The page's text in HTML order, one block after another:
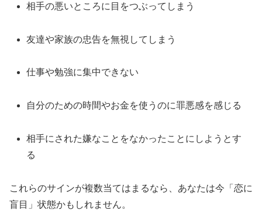
相手の悪いところに目をつぶってしまう
友達や家族の忠告を無視してしまう
仕事や勉強に集中できない
自分のための時間やお金を使うのに罪悪感を感じる
相手にされた嫌なことをなかったことにしようとす
る
これらのサインが複数当てはまるなら、あなたは今「恋に
盲目」状態かもしれません​。